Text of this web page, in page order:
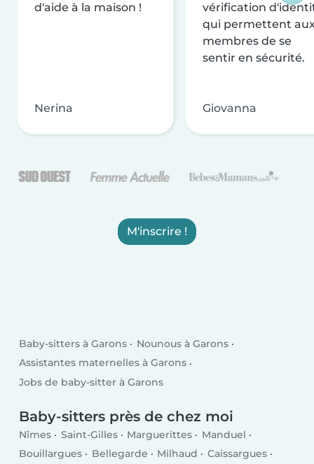
d'aide à la maison !
Nerina
vérification
qui permettent
membres de se
sentir en sécurité.
Giovanna
M'inscrire !
Baby-sitters à Garons
Nounous à Garons
Assistantes maternelles à Garons
Jobs de baby-sitter à Garons
Baby-sitters près de chez moi
Nîmes Saint-Gilles Marguerittes
Manduel
Bouillargues
Bellegarde Milhaud
Caissargues